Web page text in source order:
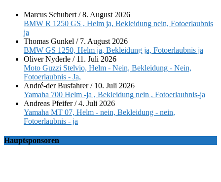
Marcus Schubert /8. August 2026
BMW R 1250 GS , Helm ja, Bekleidung nein, Fotoerlaubnis
ja
Thomas Gunkel / 7. August 2026
BMW GS 1250, Helm ja, Bekleidung ja, Fotoerlaubnis ja
Oliver Nyderle / 11. Juli 2026
Moto Guzzi Stelvio, Helm - Nein, Bekleidung - Nein,
Fotoerlaubnis - Ja,
André-der Busfahrer/ 10. Juli 2026
Yamaha 700 Helm -ja , Bekleidung nein , Fotoerlaubnis-ja
Andreas Pfeifer/4. Juli 2026
Yamaha MT 07, Helm - nein, Bekleidung - nein,
Fotoerlaubnis - ja
Hauptsponsoren